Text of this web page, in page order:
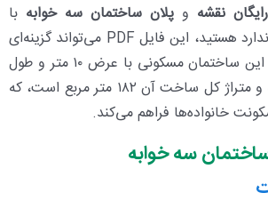
نقشه و پلان ساختمان سه خوابه با
طراحی اصولی و استاندارد هستید، این فایل PDF می‌تواند گزینه‌ای
عالی برای شما باشد. این ساختمان مسکونی با عرض ۱۰ متر و طول
۱۸.۵ متر طراحی شده و متراژ کل ساخت آن ۱۸۲ متر مربع است، که
خانواده‌ها فراهم می‌کند.
سه خوابه